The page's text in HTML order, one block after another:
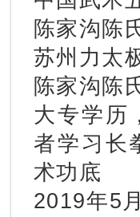
陈家沟陈
苏州力太
陈家沟陈
大专学历
者学习长
术功底
2019年5